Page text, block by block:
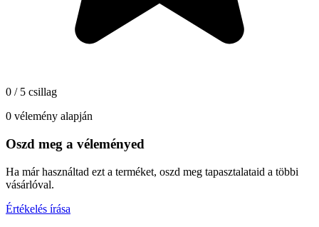
0 / 5 csillag
0 vélemény alapján
Oszd meg a véleményed
Ha már használtad ezt a terméket, oszd meg tapasztalataid a többi
vásárlóval.
Értékelés írása